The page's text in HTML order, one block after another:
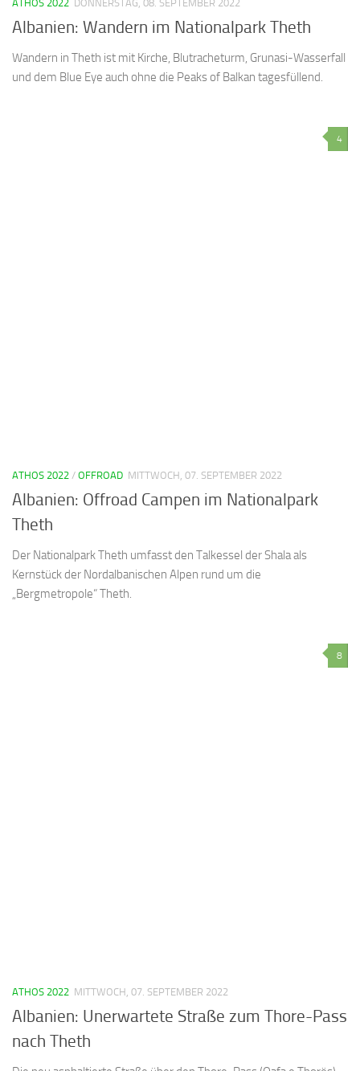
ATHOS 2022 DONNERSTAG, 08. SEPTEMBER 2022
Albanien: Wandern im Nationalpark Theth
Wandern in Theth ist mit Kirche, Blutracheturm, Grunasi-Wasserfall
und dem Blue Eye auch ohne die Peaks of Balkan tagesfüllend.
4
ATHOS 2022 / OFFROAD MITTWOCH, 07. SEPTEMBER 2022
Albanien: Offroad Campen im Nationalpark
Theth
Der Nationalpark Theth umfasst den Talkessel der Shala als
Kernstück der Nordalbanischen Alpen rund um die
„Bergmetropole“ Theth.
8
ATHOS 2022 MITTWOCH, 07. SEPTEMBER 2022
Albanien: Unerwartete Straße zum Thore-Pass
nach Theth